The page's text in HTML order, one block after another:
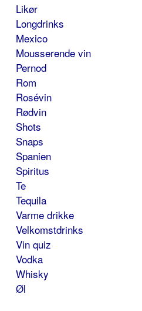
Likør
Longdrinks
Mexico
Mousserende vin
Pernod
Rom
Rosévin
Rødvin
Shots
Snaps
Spanien
Spiritus
Te
Tequila
Varme drikke
Velkomstdrinks
Vin quiz
Vodka
Whisky
Øl